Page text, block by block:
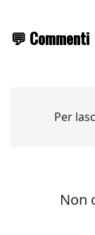
💬 Commenti